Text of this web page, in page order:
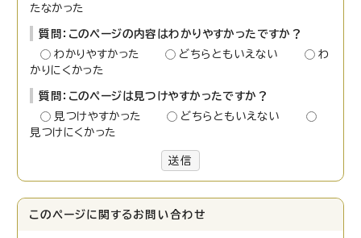
たなかった
質問：このページの内容はわかりやすかったですか？
わかりやすかった
どちらともいえない
わ
かりにくかった
質問：このページは見つけやすかったですか？
見つけやすかった
どちらともいえない
見つけにくかった
送信
このページに関する お問い合わせ